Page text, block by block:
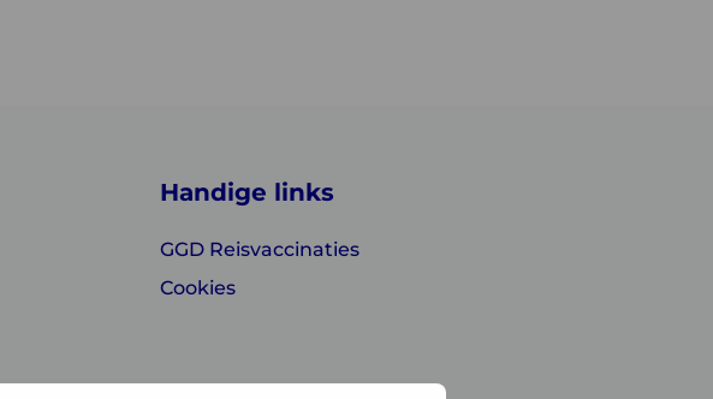
Handige links
GGD Reisvaccinaties
Cookies